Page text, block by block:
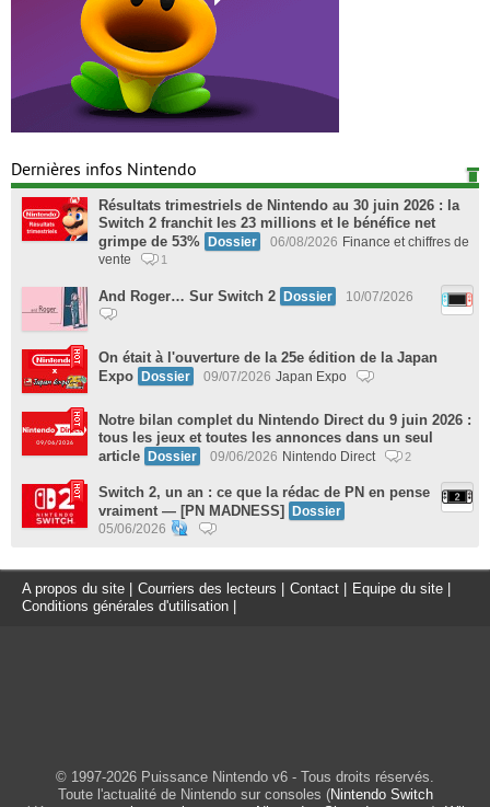
Dernières infos Nintendo
Résultats trimestriels de Nintendo au 30 juin 2026 : la
Switch 2 franchit les 23 millions et le bénéfice net
grimpe de 53%
Dossier 06/08/2026 Finance et chiffres de
vente
1
And Roger… Sur Switch 2 Dossier 10/07/2026
On était à l'ouverture de la 25e édition de la Japan
Expo
Dossier 09/07/2026 Japan Expo
Notre bilan complet du Nintendo Direct du 9 juin 2026 :
tous les jeux et toutes les annonces dans un seul
article
Dossier 09/06/2026 Nintendo Direct 2
Switch 2, un an : ce que la rédac de PN en pense
vraiment — [PN MADNESS]
Dossier
05/06/2026
A propos du site Courriers des lecteurs Contact Equipe du site
Conditions générales d'utilisation
© 1997-2026 Puissance Nintendo v6 - Tous droits réservés.
Toute l'actualité de Nintendo sur consoles (Nintendo Switch